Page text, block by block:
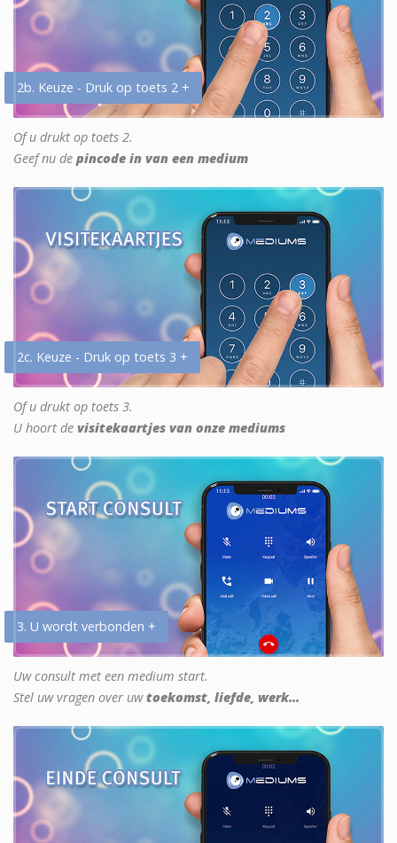
2b. Keuze - Druk op toets 2 +
Of u drukt op toets 2.
Geef nu de pincode in van een medium
2c. Keuze - Druk op toets 3 +
Of u drukt op toets 3.
U hoort de visitekaartjes van onze mediums
3. U wordt verbonden +
Uw consult met een medium start.
Stel uw vragen over uwtoekomst, liefde, werk...